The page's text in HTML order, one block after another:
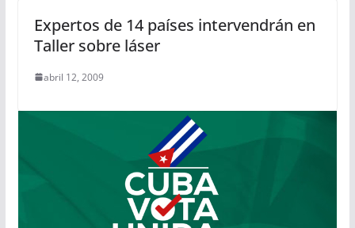
Expertos de 14 países intervendrán en
Taller sobre láser
abril 12, 2009